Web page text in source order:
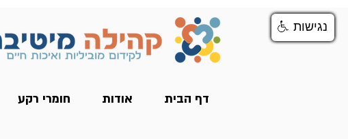
דף הבית אודות חומרי רקע
נגישות
נגישות